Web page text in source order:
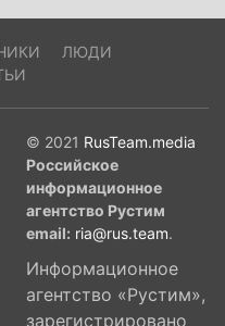
ЛЮДИ
© 2021 RusTeam.media
Российское
информационное
агентство Рустим
email: ria@rus.team.
Информационное
агентство «Рустим»,
зарегистрировано